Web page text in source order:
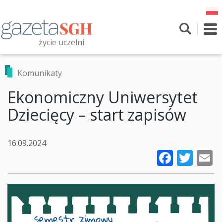
treści
życie uczelni
Przeszukaj witrynę
Komunikaty
Ekonomiczny Uniwersytet
Dziecięcy – start zapisów
16.09.2024